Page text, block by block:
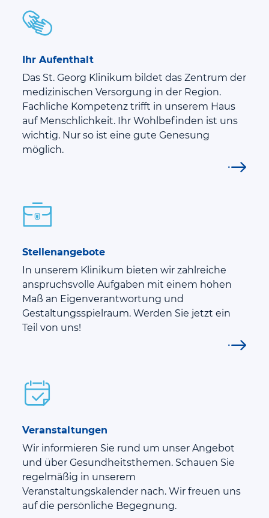
Ihr Aufenthalt
Das St. Georg Klinikum bildet das Zentrum der
medizinischen Versorgung in der Region.
Fachliche Kompetenz trifft in unserem Haus
auf Menschlichkeit. Ihr Wohlbefinden ist uns
wichtig. Nur so ist eine gute Genesung
möglich.
Stellenangebote
In unserem Klinikum bieten wir zahlreiche
anspruchsvolle Aufgaben mit einem hohen
Maß an Eigenverantwortung und
Gestaltungsspielraum. Werden Sie jetzt ein
Teil von uns!
Veranstaltungen
Wir informieren Sie rund um unser Angebot
und über Gesundheitsthemen. Schauen Sie
regelmäßig in unserem
Veranstaltungskalender nach. Wir freuen uns
auf die persönliche Begegnung.